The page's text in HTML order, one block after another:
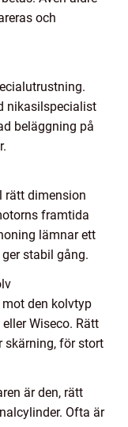
och
nikasilspecialist
beläggning på
rätt dimension
framtida
lämnar ett
stabil gång.
den kolvtyp
Wiseco. Rätt
skärning, för stort
är den, rätt
Ofta är